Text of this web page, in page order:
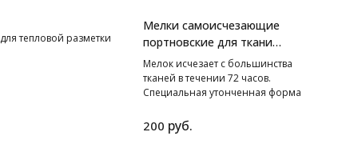
тепловой разметки
Мелки cамоисчезающие
портновские для ткани
HEMLINE
Мелок исчезает с большинства
тканей в течении 72 часов.
Специальная утонченная форма
достаточно тонкие и четкие
контуры. Размер: 5 х 5 см
200 руб.